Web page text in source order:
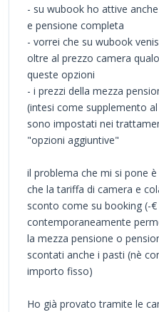
- su wubook ho attive
e pensione completa
- vorrei che su wubook
oltre al prezzo camera
queste opzioni
- i prezzi della mezza
(intesi come supplemento
sono impostati nei
"opzioni aggiuntive"
il problema che mi si pone
che la tariffa di camera e
sconto come su booking (-€
contemporaneamente
la mezza pensione o
scontati anche i pasti (nè
importo fisso)
Ho già provato tramite le